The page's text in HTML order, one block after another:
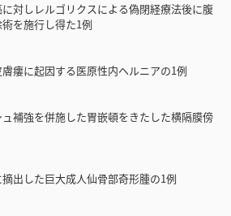
対しレルゴリクスによる偽閉経療法後に腹
を施行し得た1例
瘻に起因する医原性内ヘルニアの1例
補強を併施した胃嵌頓をきたした横隔膜傍
出した巨大成人仙骨部奇形腫の1例